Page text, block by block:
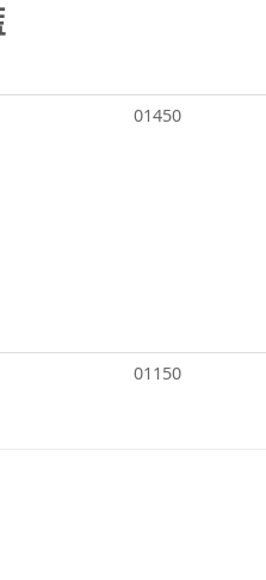
01450
01150